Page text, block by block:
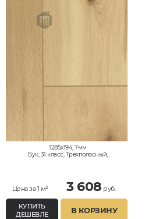
1285x194, 7мм
Бук, 31 класс, Трехполосный,
Цена за 1 м² 3 608 руб.
КУПИТЬ
ДЕШЕВЛЕ
В КОРЗИНУ